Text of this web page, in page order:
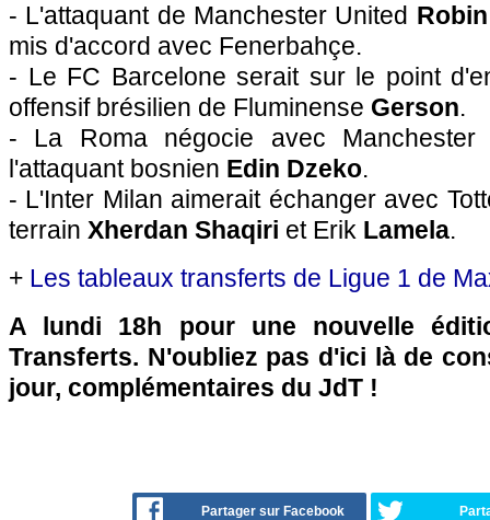
- L'attaquant de Manchester United
mis d'accord avec Fenerbahçe.
- Le FC Barcelone serait sur le point
offensif brésilien de Fluminense Gerson.
- La Roma négocie avec
l'attaquant bosnien Edin Dzeko.
- L'Inter Milan aimerait échanger avec
terrain Xherdan Shaqiri et Erik Lamela.
+ Les tableaux transferts de Ligue 1 de
A lundi 18h pour une nouvelle
Transferts. N'oubliez pas d'ici là de
jour, complémentaires du JdT !
Partager sur Facebook